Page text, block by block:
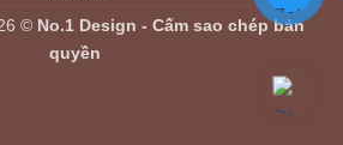
© No.1 Design - Cấm sao chép bản
quyền